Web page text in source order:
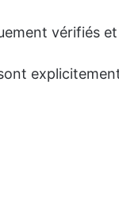
vérifiés